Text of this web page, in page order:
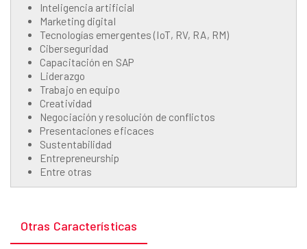
Inteligencia artificial
Marketing digital
Tecnologías emergentes (IoT, RV, RA, RM)
Ciberseguridad
Capacitación en SAP
Liderazgo
Trabajo en equipo
Creatividad
Negociación y resolución de conflictos
Presentaciones eficaces
Sustentabilidad
Entrepreneurship
Entre otras
Otras Características